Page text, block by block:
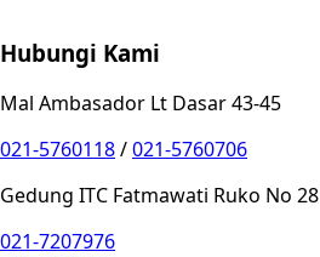
Hubungi Kami
Mal Ambasador Lt Dasar 43-45
021-5760118/021-5760706
Gedung ITC Fatmawati Ruko No 28
021-7207976